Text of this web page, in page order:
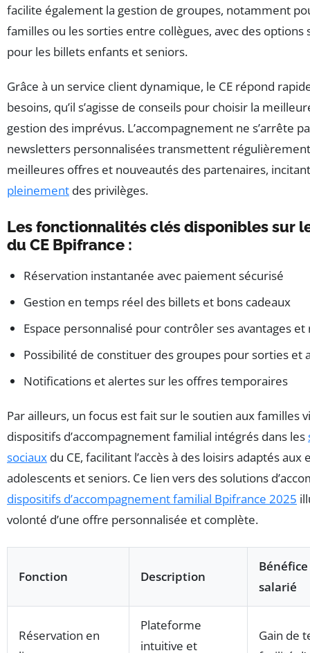
facilite également la gestion de groupes, notamment
familles ou les sorties entre collègues, avec des options
pour les billets enfants et seniors.
Grâce à un service client dynamique, le CE répond
besoins, qu’il s’agisse de conseils pour choisir la
gestion des imprévus. L’accompagnement ne s’arrête
newsletters personnalisées transmettent
meilleures offres et nouveautés des partenaires,
pleinement des privilèges.
Les fonctionnalités clés disponibles sur
du CE Bpifrance :
Réservation instantanée avec paiement sécurisé
Gestion en temps réel des billets et bons cadeaux
Espace personnalisé pour contrôler ses avantages et
Possibilité de constituer des groupes pour sorties et
Notifications et alertes sur les offres temporaires
Par ailleurs, un focus est fait sur le soutien aux familles
dispositifs d’accompagnement familial intégrés dans les
sociaux du CE, facilitant l’accès à des loisirs adaptés aux
adolescents et seniors. Ce lien vers des solutions
dispositifs d’accompagnement familial Bpifrance 2025
volonté d’une offre personnalisée et complète.
Fonction Description
salarié
Réservation en
Plateforme
intuitive et
Gain de